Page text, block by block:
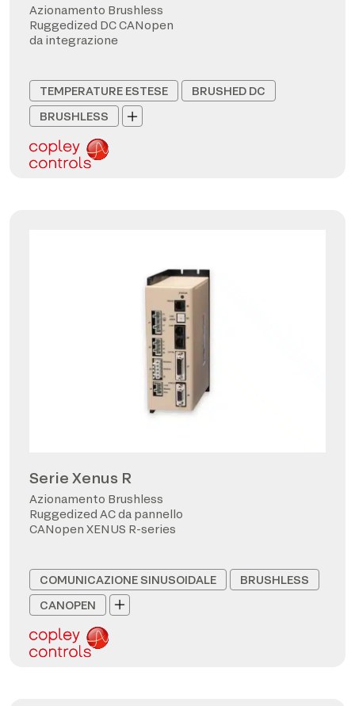
Azionamento Brushless
Ruggedized DC CANopen
da integrazione
TEMPERATURE ESTESE
BRUSHED DC
BRUSHLESS
Serie Xenus R
Azionamento Brushless
Ruggedized AC da pannello
CANopen XENUS R-series
COMUNICAZIONE SINUSOIDALE
BRUSHLESS
CANOPEN